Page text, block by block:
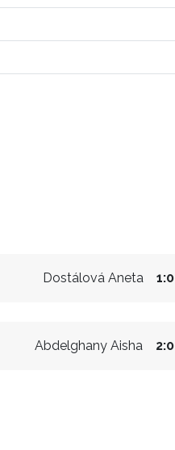
Dostálová Aneta 1:0
Abdelghany Aisha 2:0